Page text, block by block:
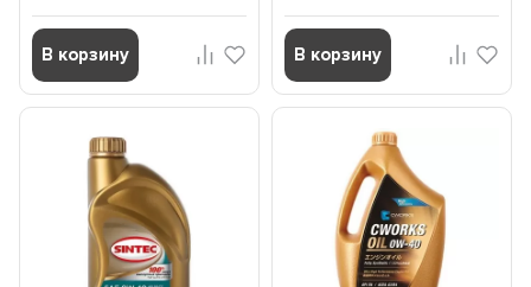
В корзину В корзину